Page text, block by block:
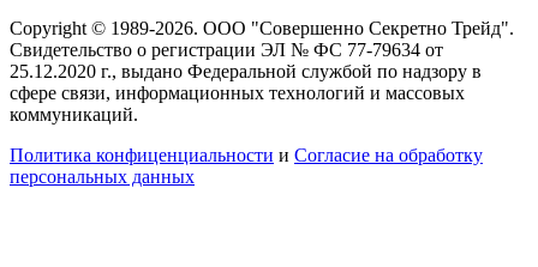
Copyright © 1989-2026. ООО "Совершенно Секретно Трейд".
Свидетельство о регистрации ЭЛ № ФС 77-79634 от
25.12.2020 г., выдано Федеральной службой по надзору в
сфере связи, информационных технологий и массовых
коммуникаций.
Политика конфиценциальности и Согласие на обработку
персональных данных